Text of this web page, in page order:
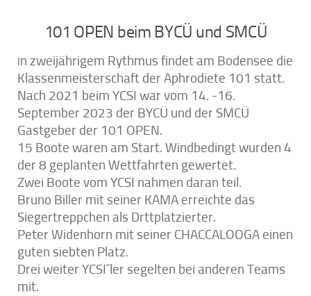
101 OPEN beim BYCÜ und SMCÜ
In zweijährigem Rythmus findet am Bodensee die
Klassenmeisterschaft der Aphrodiete 101 statt.
Nach 2021 beim YCSI war vom 14. -16.
September 2023 der BYCÜ und der SMCÜ
Gastgeber der 101 OPEN.
15 Boote waren am Start. Windbedingt wurden 4
der 8 geplanten Wettfahrten gewertet.
Zwei Boote vom YCSI nahmen daran teil.
Bruno Biller mit seiner KAMA erreichte das
Siegertreppchen als Drttplatzierter.
Peter Widenhorn mit seiner CHACCALOOGA einen
guten siebten Platz.
Drei weiter YCSI´ler segelten bei anderen Teams
mit.